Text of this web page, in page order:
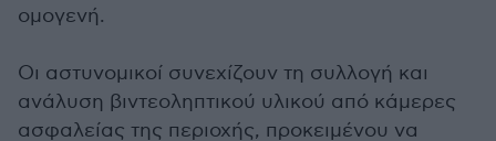
ομογενή.
Οι αστυνομικοί συνεχίζουν τη συλλογή και
ανάλυση βιντεοληπτικού υλικού από κάμερες
ασφαλείας της περιοχής, προκειμένου να